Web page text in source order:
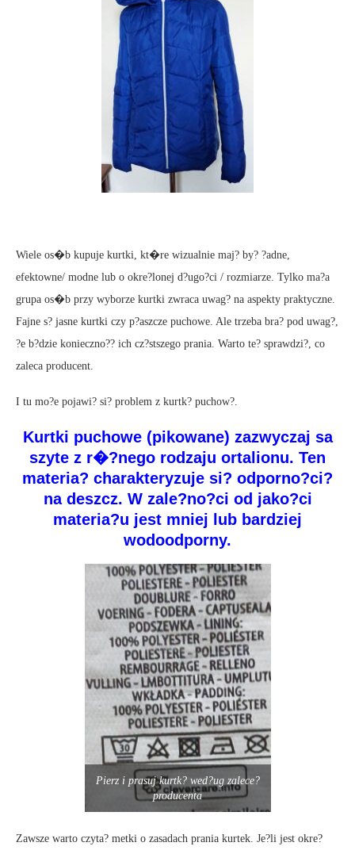
Wiele os�b kupuje kurtki, kt�re wizualnie maj? by? ?adne,
efektowne/ modne lub o okre?lonej d?ugo?ci / rozmiarze. Tylko ma?a
grupa os�b przy wyborze kurtki zwraca uwag? na aspekty praktyczne.
Fajne s? jasne kurtki czy p?aszcze puchowe. Ale trzeba bra? pod uwag?,
?e b?dzie konieczno?? ich cz?stszego prania. Warto te? sprawdzi?, co
zaleca producent.
I tu mo?e pojawi? si? problem z kurtk? puchow?.
Kurtki puchowe (pikowane) zazwyczaj sa
szyte z r�?nego rodzaju ortalionu. Ten
materia? charakteryzuje si? odporno?ci?
na deszcz. W zale?no?ci od jako?ci
materia?u jest mniej lub bardziej
wodoodporny.
Pierz i prasuj kurtk? wed?ug zalece?
producenta
Zawsze warto czyta? metki o zasadach prania kurtek. Je?li jest okre?